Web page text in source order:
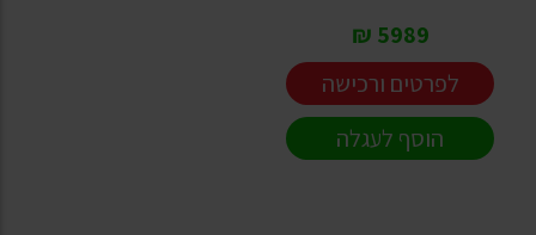
5989 ₪
לפרטים ורכישה
הוסף לעגלה